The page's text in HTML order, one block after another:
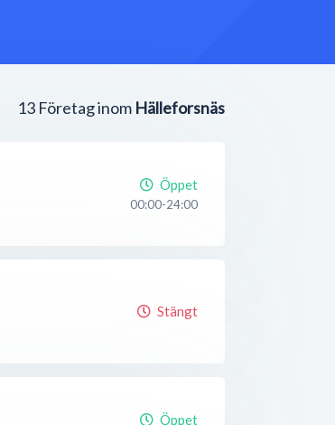
13 Företag inom Hälleforsnäs
Öppet
00:00-24:00
Stängt
Öppet